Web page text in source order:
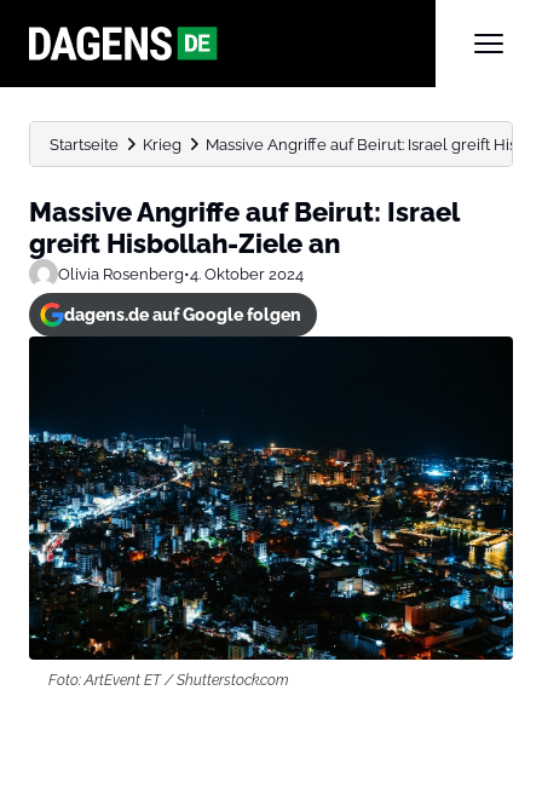
Startseite Krieg Massive Angriffe auf Beirut: Israel greift
Massive Angriffe auf Beirut: Israel
greift Hisbollah-Ziele an
Olivia Rosenberg•4. Oktober 2024
dagens.de auf Google folgen
Foto: ArtEvent ET / Shutterstock.com